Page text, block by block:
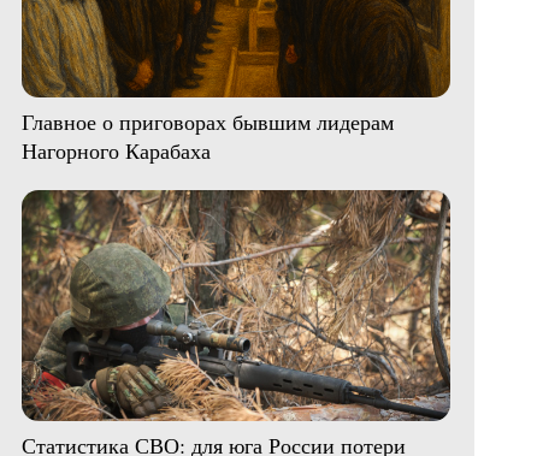
Главное о приговорах бывшим лидерам
Нагорного Карабаха
Статистика СВО: для юга России потери